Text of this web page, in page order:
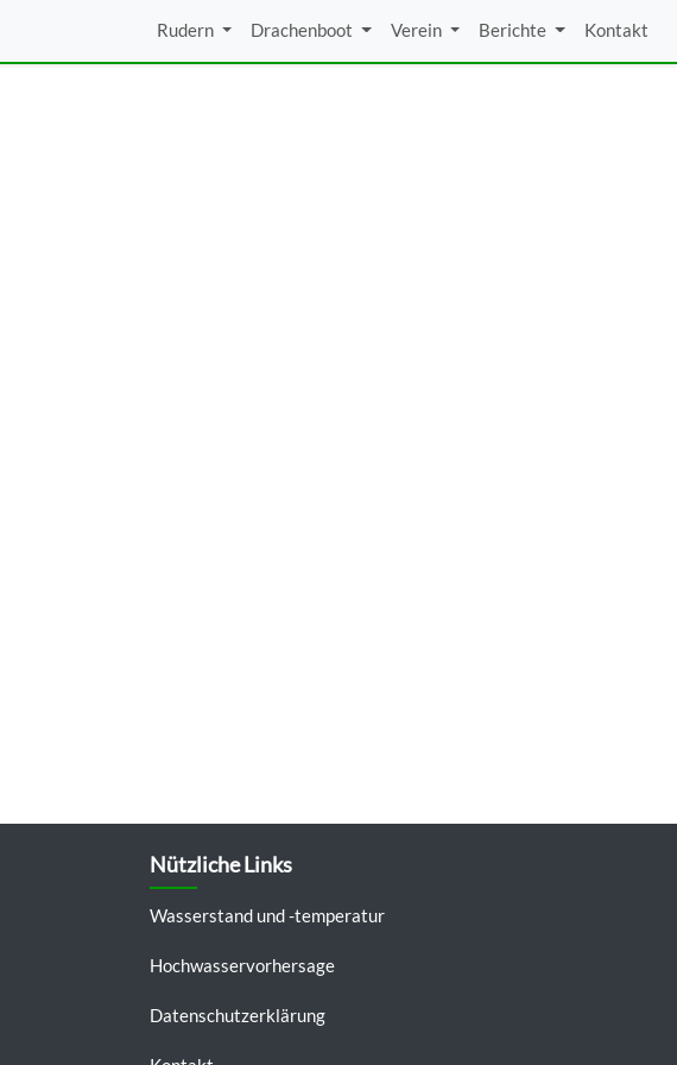
Rudern Drachenboot Verein Berichte Kontakt
Nützliche Links
Wasserstand und -temperatur
Hochwasservorhersage
Datenschutzerklärung